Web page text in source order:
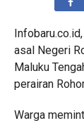
asal Negeri
Maluku
perairan
Warga